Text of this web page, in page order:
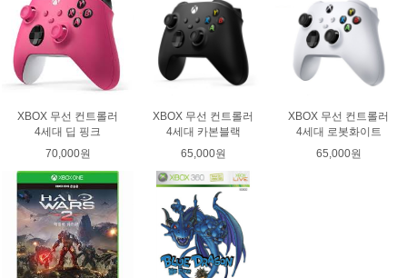
XBOX 무선 컨트롤러
4세대 딥 핑크
70,000원
XBOX 무선 컨트롤러
4세대 카본블랙
65,000원
XBOX 무선 컨트롤러
4세대 로봇화이트
65,000원